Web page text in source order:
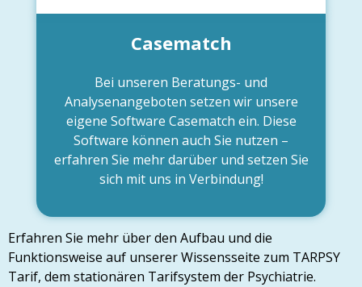
Casematch
Bei unseren Beratungs- und
Analysenangeboten setzen wir unsere
eigene Software Casematch ein. Diese
Software können auch Sie nutzen –
erfahren Sie mehr darüber und setzen Sie
sich mit uns in Verbindung!
Erfahren Sie mehr über den Aufbau und die
Funktionsweise auf unserer Wissensseite zum TARPSY
Tarif, dem stationären Tarifsystem der Psychiatrie.